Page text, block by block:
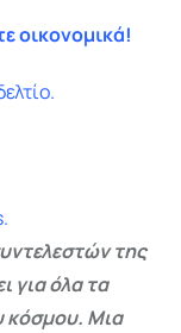
οικονομικά!
της
για όλα τα
κόσμου. Μια